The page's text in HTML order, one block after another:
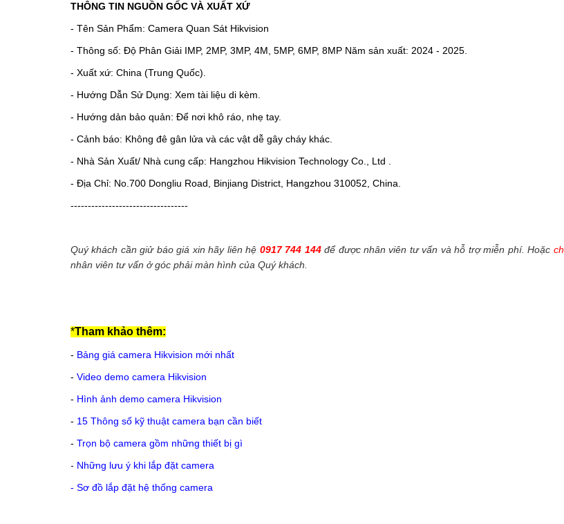
THÔNG TIN NGUỒN GỐC VÀ XUẤT XỨ
- Tên Sản Phẩm: Camera Quan Sát Hikvision
- Thông số: Độ Phân Giải IMP, 2MP, 3MP, 4M, 5MP, 6MP, 8MP Năm sản xuất: 2024 - 2025.
- Xuất xứ: China (Trung Quốc).
- Hướng Dẫn Sử Dụng: Xem tài liệu di kèm.
- Hướng dản bảo quản: Để nơi khô ráo, nhẹ tay.
- Cảnh báo: Không đê gân lửa và các vật dễ gây cháy khác.
- Nhà Sản Xuất/ Nhà cung cấp: Hangzhou Hikvision Technology Co., Ltd .
- Địa Chỉ: No.700 Dongliu Road, Binjiang District, Hangzhou 310052, China.
----------------------------------
Quý khách cần giử báo giá xin hãy liên hệ 0917 744 144để được nhân viên tư vấn và hỗ trợ miễn phí. Hoặc
nhân viên tư vấn ở góc phải màn hình của Quý khách.
*Tham khảo thêm:
- Bảng giá camera Hikvision mới nhất
- Video demo camera Hikvision
- Hình ảnh demo camera Hikvision
- 15 Thông số kỹ thuật camera bạn cần biết
- Trọn bộ camera gồm những thiết bị gì
- Những lưu ý khi lắp đặt camera
- Sơ đồ lắp đặt hệ thống camera